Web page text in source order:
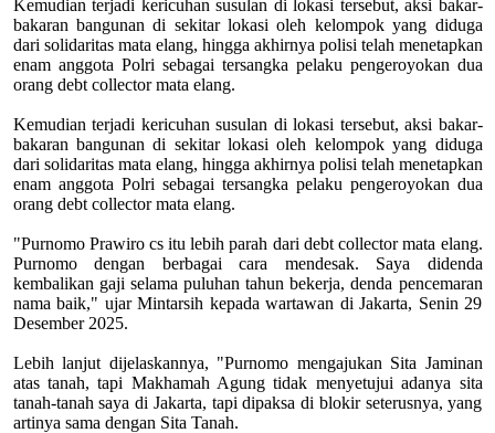
Kemudian terjadi kericuhan susulan di lokasi tersebut, aksi bakar-
bakaran bangunan di sekitar lokasi oleh kelompok yang diduga
dari solidaritas mata elang, hingga akhirnya polisi telah menetapkan
enam anggota Polri sebagai tersangka pelaku pengeroyokan dua
orang debt collector mata elang.
Kemudian terjadi kericuhan susulan di lokasi tersebut, aksi bakar-
bakaran bangunan di sekitar lokasi oleh kelompok yang diduga
dari solidaritas mata elang, hingga akhirnya polisi telah menetapkan
enam anggota Polri sebagai tersangka pelaku pengeroyokan dua
orang debt collector mata elang.
"Purnomo Prawiro cs itu lebih parah dari debt collector mata elang.
Purnomo dengan berbagai cara mendesak. Saya didenda
kembalikan gaji selama puluhan tahun bekerja, denda pencemaran
nama baik," ujar Mintarsih kepada wartawan di Jakarta, Senin 29
Desember 2025.
Lebih lanjut dijelaskannya, "Purnomo mengajukan Sita Jaminan
atas tanah, tapi Makhamah Agung tidak menyetujui adanya sita
tanah-tanah saya di Jakarta, tapi dipaksa di blokir seterusnya, yang
artinya sama dengan Sita Tanah.